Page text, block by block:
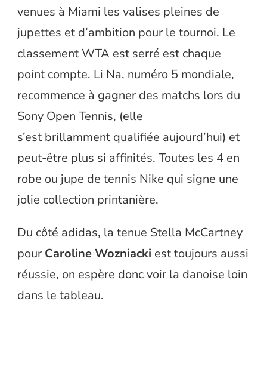
venues à Miami les valises pleines de
jupettes et d’ambition pour le tournoi. Le
classement WTA est serré est chaque
point compte. Li Na, numéro 5 mondiale,
recommence à gagner des matchs lors du
Sony Open Tennis, (elle
s’est brillamment qualifiée aujourd’hui) et
peut-être plus si affinités. Toutes les 4 en
robe ou jupe de tennis Nike qui signe une
jolie collection printanière.
Du côté adidas, la tenue Stella McCartney
pour Caroline Wozniacki est toujours aussi
réussie, on espère donc voir la danoise loin
dans le tableau.